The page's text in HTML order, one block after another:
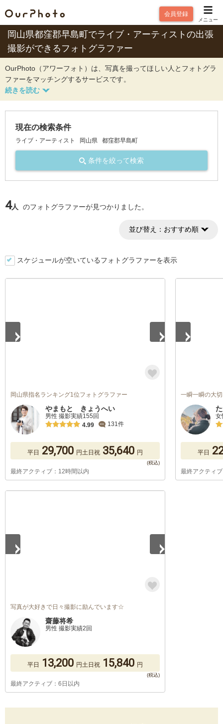
会員登録
メニュー
岡山県都窪郡早島町でライブ・アーティストの出張
撮影ができるフォトグラファー
OurPhoto（アワーフォト）は、写真を撮ってほしい人とフォトグラ
ファーをマッチングするサービスです。
現在の検索条件
ライブ・アーティスト 岡山県 都窪郡早島町
条件を絞って検索
4人 のフォトグラファーが見つかりました。
並び替え： おすすめ順
スケジュールが空いているフォトグラファーを表示
岡山県指名ランキング1位フォトグラファー
やまもと きょうへい
男性 撮影実績155回
4.99
131件
平日 29,700 円土日祝 35,640 円
最終アクティブ：12時間以内
一瞬一瞬の大
女
平日
最終アクティ
写真が大好きで日々撮影に励んでいます☆
齋藤将希
男性 撮影実績2回
平日 13,200 円土日祝 15,840 円
最終アクティブ：6日以内